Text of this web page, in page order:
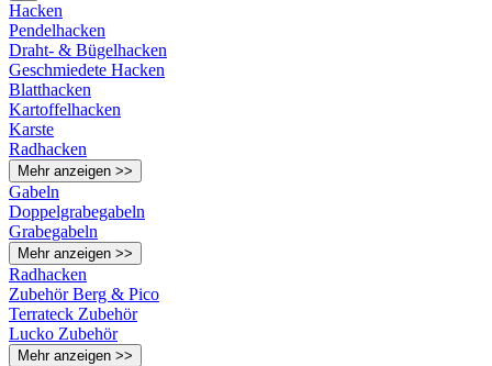
Hacken
Pendelhacken
Draht- & Bügelhacken
Geschmiedete Hacken
Blatthacken
Kartoffelhacken
Karste
Radhacken
Mehr anzeigen >>
Gabeln
Doppelgrabegabeln
Grabegabeln
Mehr anzeigen >>
Radhacken
Zubehör Berg & Pico
Terrateck Zubehör
Lucko Zubehör
Mehr anzeigen >>